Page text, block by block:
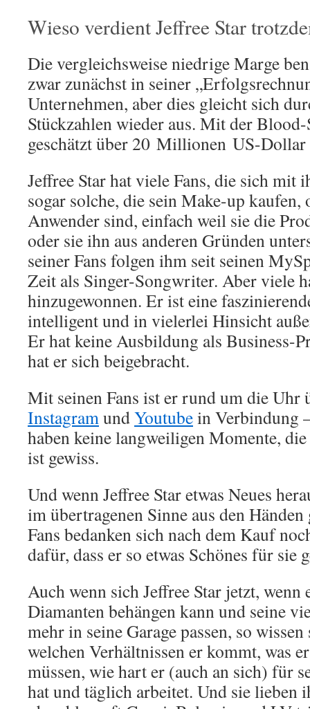
Wieso verdient Jeffree Star
Die vergleichsweise niedrige Marge
zwar zunächst in seiner
Unternehmen, aber dies gleicht sich
Stückzahlen wieder aus. Mit der Blood-
geschätzt über 20 Millionen US-Dollar
Jeffree Star hat viele Fans, die sich mit
sogar solche, die sein Make-up kaufen,
Anwender sind, einfach weil sie die
oder sie ihn aus anderen Gründen
seiner Fans folgen ihm seit seinen
Zeit als Singer-Songwriter. Aber viele
hinzugewonnen. Er ist eine
intelligent und in vielerlei Hinsicht
Er hat keine Ausbildung als Business-
hat er sich beigebracht.
Mit seinen Fans ist er rund um die Uhr
InstagramundYoutubein Verbindung
haben keine langweiligen Momente,
ist gewiss.
Und wenn Jeffree Star etwas Neues
im übertragenen Sinne aus den
Fans bedanken sich nach dem Kauf
dafür, dass er so etwas Schönes für sie
Auch wenn sich Jeffree Star jetzt,
Diamanten behängen kann und seine
mehr in seine Garage passen, so wissen
welchen Verhältnissen er kommt, was
müssen, wie hart er (auch an sich) für
hat und täglich arbeitet. Und sie lieben